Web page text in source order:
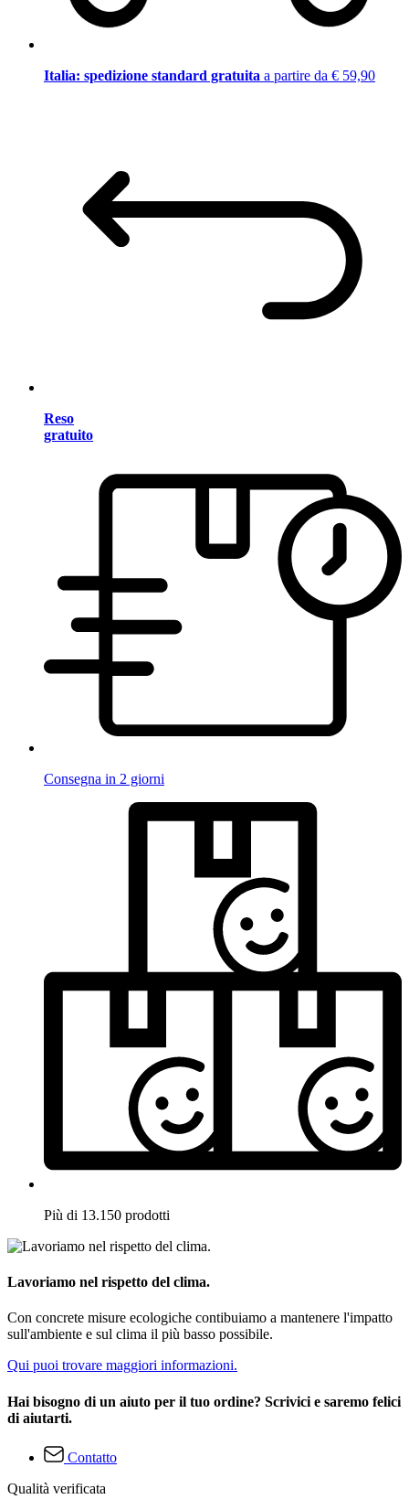
Italia: spedizione standard gratuita a partire da € 59,90
Reso
gratuito
Consegna in 2 giorni
Più di 13.150 prodotti
Lavoriamo nel rispetto del clima.
Con concrete misure ecologiche contibuiamo a mantenere l'impatto
sull'ambiente e sul clima il più basso possibile.
Qui puoi trovare maggiori informazioni.
Hai bisogno di un aiuto per il tuo ordine? Scrivici e saremo felici
di aiutarti.
Contatto
Qualità verificata